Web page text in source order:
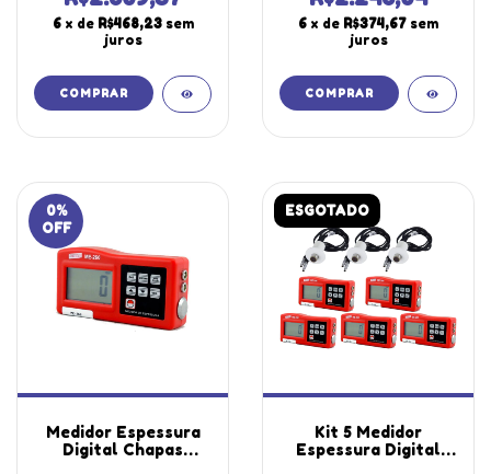
Instrutherm
Software Cabo Usb
6 x de R$468,23 sem
juros
Ajustável Me-260
Portátil Instrutherm
6 x de R$374,67 sem
juros
0%
OFF
Medidor Espessura
Digital Chapas
ESGOTADO
Kit 5 Medidor
Espessura Digital